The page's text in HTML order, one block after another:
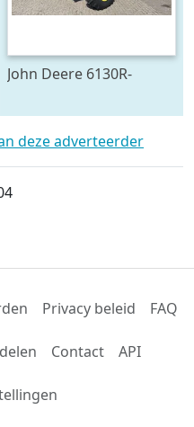
John Deere 6130R-
deze adverteerder
Privacy beleid FAQ
Contact API